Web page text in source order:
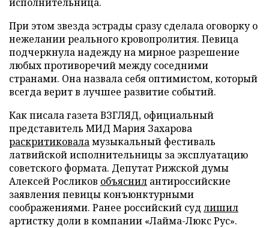
При этом звезда эстрады сразу сделала оговорку о
нежелании реального кровопролития. Певица
подчеркнула надежду на мирное разрешение
любых противоречий между соседними
странами. Она назвала себя оптимистом, который
всегда верит в лучшее развитие событий.
Как писала газета ВЗГЛЯД, официальный
представитель МИД Мария Захарова
раскритиковаламузыкальный фестиваль
латвийской исполнительницы за эксплуатацию
советского формата. Депутат Рижской думы
Алексей Росликов объяснил антироссийские
заявления певицы конъюнктурными
соображениями. Ранее российский суд лишил
артистку доли в компании «Лайма-Люкс Рус».